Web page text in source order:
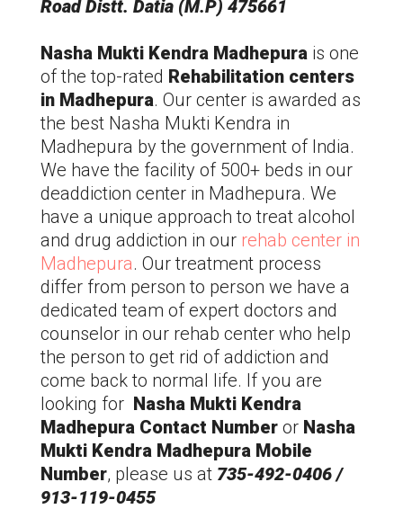
Road Distt. Datia (M.P) 475661
Nasha Mukti Kendra Madhepura is one
of the top-rated Rehabilitation centers
in Madhepura. Our center is awarded as
the best Nasha Mukti Kendra in
Madhepura by the government of India.
We have the facility of 500+ beds in our
deaddiction center in Madhepura. We
have a unique approach to treat alcohol
and drug addiction in our rehab center in
Madhepura. Our treatment process
differ from person to person we have a
dedicated team of expert doctors and
counselor in our rehab center who help
the person to get rid of addiction and
come back to normal life. If you are
looking for Nasha Mukti Kendra
Madhepura Contact Number or Nasha
Mukti Kendra Madhepura Mobile
Number, please us at 735-492-0406 /
913-119-0455